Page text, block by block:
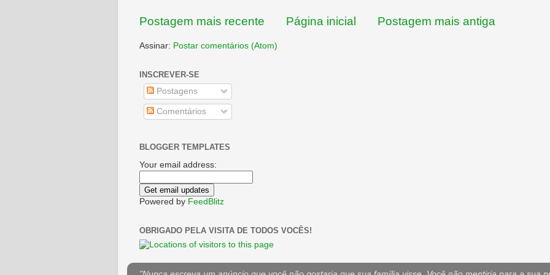
Postagem mais recente Postagem mais antiga
Página inicial
Assinar: Postar comentários (Atom)
INSCREVER-SE
Postagens
Comentários
BLOGGER TEMPLATES
Your email address:
Powered by FeedBlitz
OBRIGADO PELA VISITA DE TODOS VOCÊS!